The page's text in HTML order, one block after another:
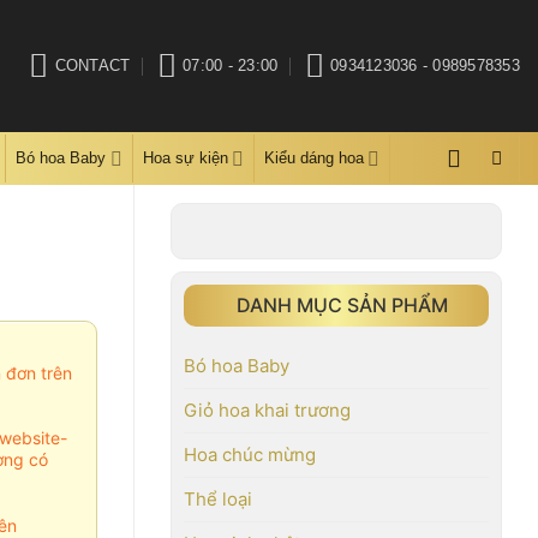
CONTACT 07:00 - 23:00 0934123036 - 0989578353
Bó hoa Baby Hoa sự kiện Kiểu dáng hoa
DANH MỤC SẢN PHẨM
Bó hoa Baby
Giỏ hoa khai trương
Hoa chúc mừng
Thể loại
đơn trên
có